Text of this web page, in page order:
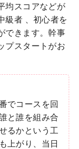
均スコアなどが
級者 、初心者を
できます。幹事
プスタートがお
でコースを回
と誰を組み合
るかという工
上がり、当日